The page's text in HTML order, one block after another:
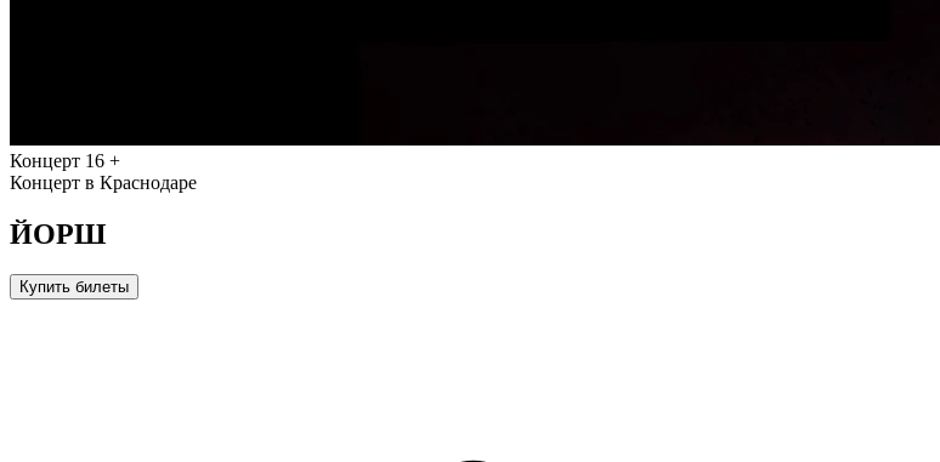
Концерт 16 +
Концерт в Краснодаре
ЙОРШ
Купить билеты